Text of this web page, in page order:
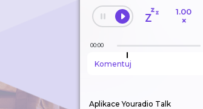
1.00
×
00:00
Komentuj
Aplikace Youradio Talk